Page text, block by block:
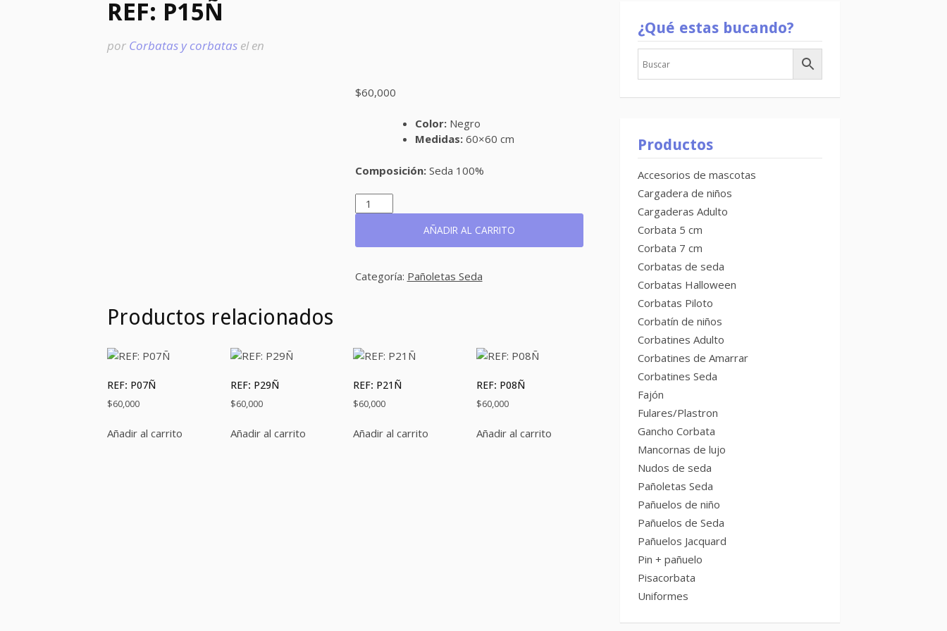
REF: P15Ñ
por Corbatas y corbatas elen
$60,000
Color: Negro
Medidas: 60×60 cm
Composición:Seda 100%
REF:
P15Ñ
AÑADIR AL CARRITO
Categoría: Pañoletas Seda
Productos relacionados
REF: P07Ñ
$60,000
Añadir al carrito
REF: P29Ñ
$60,000
Añadir al carrito
REF: P21Ñ
$60,000
Añadir al carrito
REF: P08Ñ
$60,000
Añadir al carrito
¿Qué estas bucando?
Productos
Accesorios de mascotas
Cargadera de niños
Cargaderas Adulto
Corbata 5 cm
Corbata 7 cm
Corbatas de seda
Corbatas Halloween
Corbatas Piloto
Corbatín de niños
Corbatines Adulto
Corbatines de Amarrar
Corbatines Seda
Fajón
Fulares/Plastron
Gancho Corbata
Mancornas de lujo
Nudos de seda
Pañoletas Seda
Pañuelos de niño
Pañuelos de Seda
Pañuelos Jacquard
Pin + pañuelo
Pisacorbata
Uniformes